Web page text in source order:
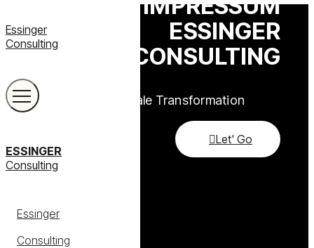
Essinger
Consulting
ESSINGER
Consulting
Essinger
Consulting
ESSINGER
CONSULTING
Beratung für Digitale Transformation
Let' Go